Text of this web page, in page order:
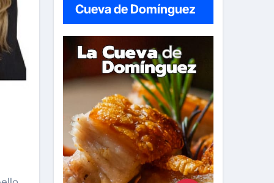
Cueva de Domínguez